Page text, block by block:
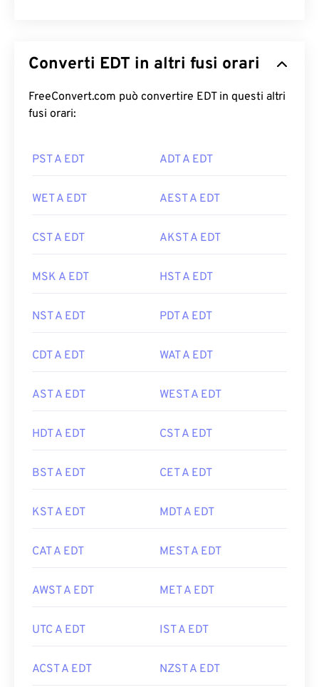
Converti EDT in altri fusi orari
FreeConvert.com può convertire EDT in questi altri
fusi orari:
PST A EDT ADT A EDT
WET A EDT AEST A EDT
CST A EDT AKST A EDT
MSK A EDT HST A EDT
NST A EDT PDT A EDT
CDT A EDT WAT A EDT
AST A EDT WEST A EDT
HDT A EDT CST A EDT
BST A EDT CET A EDT
KST A EDT MDT A EDT
CAT A EDT MEST A EDT
AWST A EDT MET A EDT
UTC A EDT IST A EDT
ACST A EDT NZST A EDT